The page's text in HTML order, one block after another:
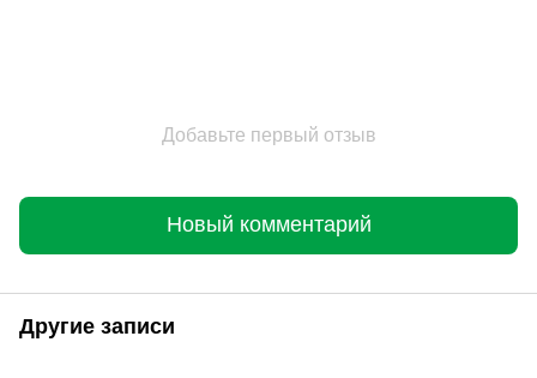
Добавьте первый отзыв
Новый комментарий
Другие записи